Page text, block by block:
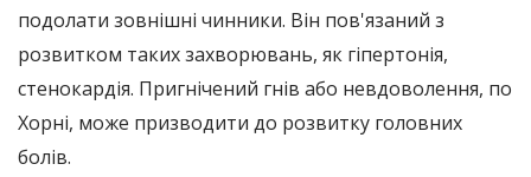
подолати зовнішні чинники. Він пов'язаний з
розвитком таких захворювань, як гіпертонія,
стенокардія. Пригнічений гнів або невдоволення, по
Хорні, може призводити до розвитку головних
болів.